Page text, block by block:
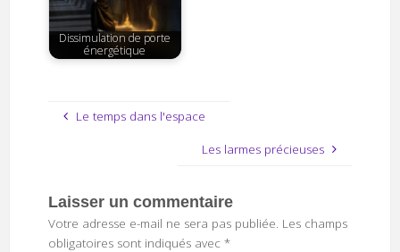
Dissimulation de porte
énergétique
Le temps dans l'espace
Les larmes précieuses
Laisser un commentaire
Votre adresse e-mail ne sera pas publiée. Les champs
obligatoires sont indiqués avec *